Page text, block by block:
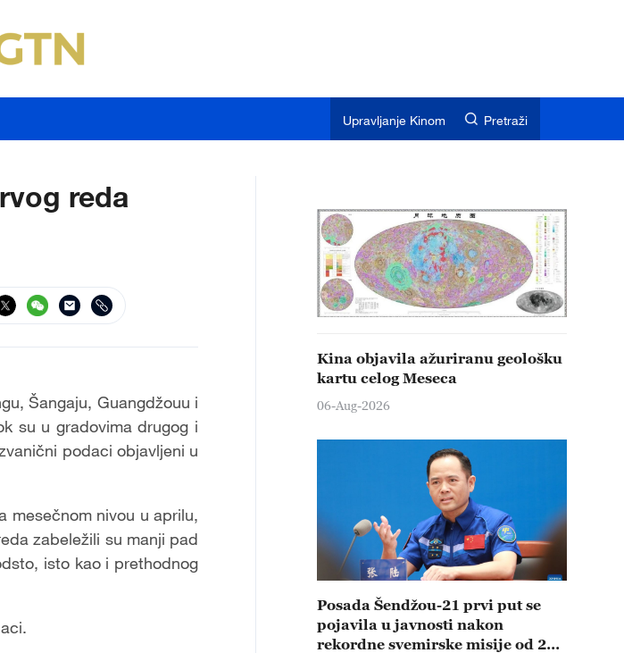
Upravljanje Kinom Pretraži
reda
Šangaju, Guangdžouu i
su u gradovima drugog i
podaci objavljeni u
mesečnom nivou u aprilu,
zabeležili su manji pad
isto kao i prethodnog
Kina objavila ažuriranu geološku
kartu celog Meseca
06-Aug-2026
Posada Šendžou-21 prvi put se
pojavila u javnosti nakon
rekordne svemirske misije od 210